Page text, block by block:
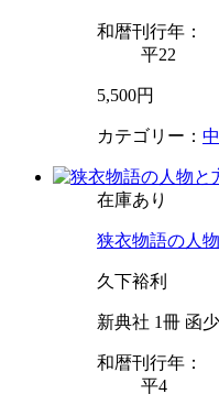
和暦刊行年：
平22
5,500円
カテゴリー：
在庫あり
狭衣物語の人
久下裕利
新典社 1冊 函
和暦刊行年：
平4